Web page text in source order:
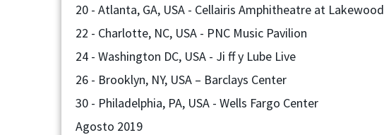
20 - Atlanta, GA, USA - Cellairis Amphitheatre at Lakewood
22 - Charlotte, NC, USA - PNC Music Pavilion
24 - Washington DC, USA - Ji ff y Lube Live
26 - Brooklyn, NY, USA – Barclays Center
30 - Philadelphia, PA, USA - Wells Fargo Center
Agosto 2019